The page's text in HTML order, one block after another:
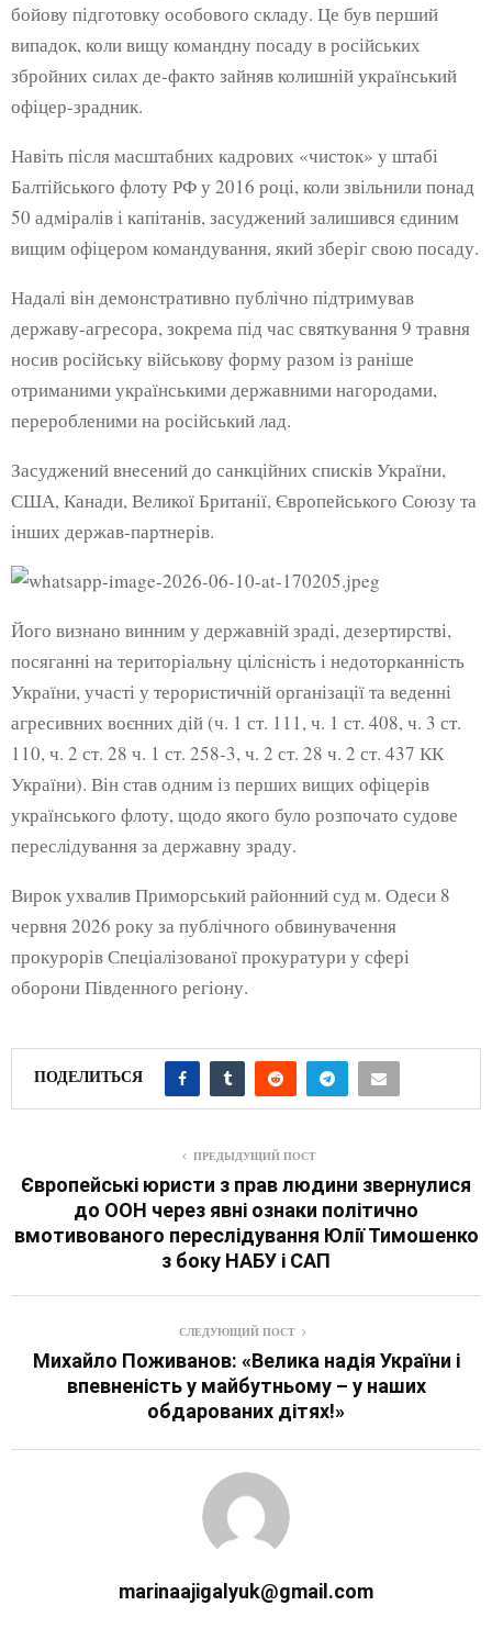
бойову підготовку особового складу. Це був перший
випадок, коли вищу командну посаду в російських
збройних силах де-факто зайняв колишній український
офіцер-зрадник.
Навіть після масштабних кадрових «чисток» у штабі
Балтійського флоту РФ у 2016 році, коли звільнили понад
50 адміралів і капітанів, засуджений залишився єдиним
вищим офіцером командування, який зберіг свою посаду.
Надалі він демонстративно публічно підтримував
державу-агресора, зокрема під час святкування 9 травня
носив російську військову форму разом із раніше
отриманими українськими державними нагородами,
переробленими на російський лад.
Засуджений внесений до санкційних списків України,
США, Канади, Великої Британії, Європейського Союзу та
інших держав-партнерів.
Його визнано винним у державній зраді, дезертирстві,
посяганні на територіальну цілісність і недоторканність
України, участі у терористичній організації та веденні
агресивних воєнних дій (ч. 1 ст. 111, ч. 1 ст. 408, ч. 3 ст.
110, ч. 2 ст. 28 ч. 1 ст. 258-3, ч. 2 ст. 28 ч. 2 ст. 437 КК
України). Він став одним із перших вищих офіцерів
українського флоту, щодо якого було розпочато судове
переслідування за державну зраду.
Вирок ухвалив Приморський районний суд м. Одеси 8
червня 2026 року за публічного обвинувачення
прокурорів Спеціалізованої прокуратури у сфері
оборони Південного регіону.
ПОДЕЛИТЬСЯ
ПРЕДЫДУЩИЙ ПОСТ
Європейські юристи з прав людини звернулися
до ООН через явні ознаки політично
вмотивованого переслідування Юлії Тимошенко
з боку НАБУ і САП
СЛЕДУЮЩИЙ ПОСТ
Михайло Поживанов: «Велика надія України і
впевненість у майбутньому – у наших
обдарованих дітях!»
marinaajigalyuk@gmail.com